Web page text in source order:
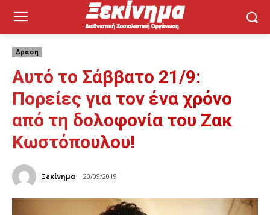
Δράση
Αυτό το Σάββατο 21/9:
Πορείες για τον ένα χρόνο
από τη δολοφονία του Ζακ
Κωστόπουλου!
Ξεκίνημα 20/09/2019